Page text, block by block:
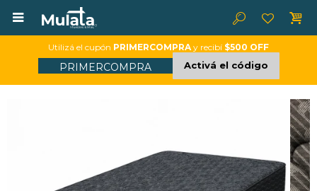

Utilizá el cupón PRIMERCOMPRA y recibí $500 OFF
PRIMERCOMPRA Activá el código